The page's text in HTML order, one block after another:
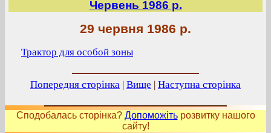
Червень 1986 р.
29 червня 1986 р.
Трактор для особой зоны
Попередня сторінка | Вище | Наступна сторінка
Сподобалась сторінка? Допоможітьрозвитку нашого
сайту!